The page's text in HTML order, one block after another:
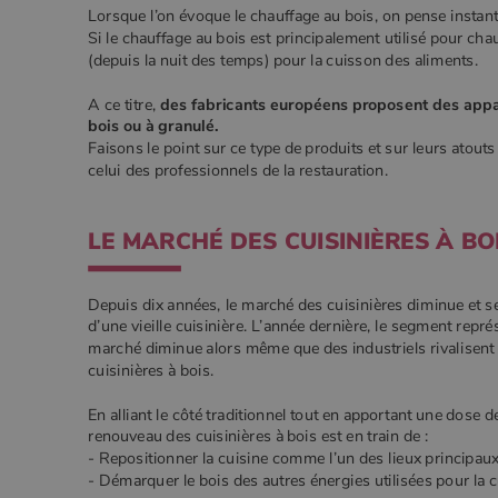
Lorsque l’on évoque le chauffage au bois, on pense
Si le chauffage au bois est principalement utilisé pour
(depuis la nuit des temps) pour la cuisson des aliments.
A ce titre, des fabricants européens proposent des
bois ou à granulé.
Faisons le point sur ce type de produits et sur leurs
celui des professionnels de la restauration.
LE MARCHÉ DES CUISINIÈRES À
Depuis dix années, le marché des cuisinières diminue et
d’une vieille cuisinière. L’année dernière, le segment
marché diminue alors même que des industriels
cuisinières à bois.
En alliant le côté traditionnel tout en apportant une dose
renouveau des cuisinières à bois est en train de :
- Repositionner la cuisine comme l’un des lieux
- Démarquer le bois des autres énergies utilisées pour la
_gid
Google
_gat_UA-627591-
7
_ga_W8LED1F420
Nom
_gcl_au
Nom
bb2_screener_
pabk_id.1.d14a
__Secure-ROLLOUT_TOKEN